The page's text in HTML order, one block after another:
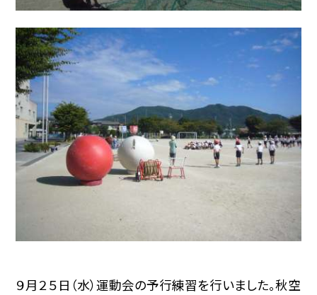
９月２５日（水）運動会の予行練習を行いました。秋空